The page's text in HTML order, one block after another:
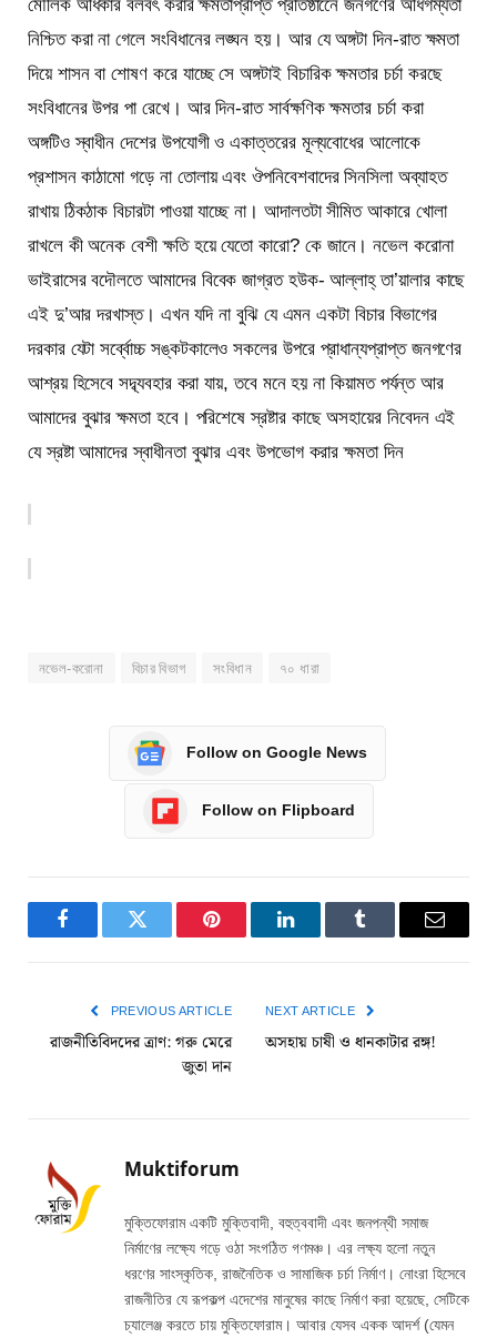
মৌলিক অধিকার বলবৎ করার ক্ষমতাপ্রাপ্ত প্রতিষ্ঠানেে জনগণের অধিগম্যতা
নিশ্চিত করা না গেলে সংবিধানের লঙ্ঘন হয়। আর যে অঙ্গটা দিন-রাত ক্ষমতা
দিয়ে শাসন বা শোষণ করে যাচ্ছে সে অঙ্গটাই বিচারিক ক্ষমতার চর্চা করছে
সংবিধানের উপর পা রেখে। আর দিন-রাত সার্বক্ষণিক ক্ষমতার চর্চা করা
অঙ্গটিও স্বাধীন দেশের উপযোগী ও একাত্তরের মূল্যবোধের আলোকে
প্রশাসন কাঠামো গড়ে না তোলায় এবং ঔপনিবেশবাদের সিনসিলা অব্যাহত
রাখায় ঠিকঠাক বিচারটা পাওয়া যাচ্ছে না। আদালতটা সীমিত আকারে খোলা
রাখলে কী অনেক বেশী ক্ষতি হয়ে যেতো কারো? কে জানে। নভেল করোনা
ভাইরাসের বদৌলতে আমাদের বিবেক জাগ্রত হউক- আল্লাহ্ তা’য়ালার কাছে
এই দু’আর দরখাস্ত। এখন যদি না বুঝি যে এমন একটা বিচার বিভাগের
দরকার যেটা সর্ব্বোচ্চ সঙ্কটকালেও সকলের উপরে প্রাধান্যপ্রাপ্ত জনগণের
আশ্রয় হিসেবে সদ্ব্যবহার করা যায়, তবে মনে হয় না কিয়ামত পর্যন্ত আর
আমাদের বুঝার ক্ষমতা হবে। পরিশেষে স্রষ্টার কাছে অসহায়ের নিবেদন এই
যে স্রষ্টা আমাদের স্বাধীনতা বুঝার এবং উপভোগ করার ক্ষমতা দিন
নভেল-করোনা বিচার বিভাগ সংবিধান ৭০ ধারা
Follow on Google News
Follow on Flipboard
FacebookTwitter Pinterest LinkedInTumblr Email
PREVIOUS ARTICLE
রাজনীতিবিদদের ত্রাণ: গরু মেরে
জুতা দান
NEXT ARTICLE
অসহায় চাষী ও ধানকাটার রঙ্গ!
Muktiforum
মুক্তিফোরাম একটি মুক্তিবাদী, বহুত্ববাদী এবং জনপন্থী সমাজ
নির্মাণের লক্ষ্যে গড়ে ওঠা সংগঠিত গণমঞ্চ। এর লক্ষ্য হলো নতুন
ধরণের সাংস্কৃতিক, রাজনৈতিক ও সামাজিক চর্চা নির্মাণ। নোংরা হিসেবে
রাজনীতির যে রূপকল্প এদেশের মানুষের কাছে নির্মাণ করা হয়েছে, সেটিকে
চ্যালেঞ্জ করতে চায় মুক্তিফোরাম। আবার যেসব একক আদর্শ (যেমন